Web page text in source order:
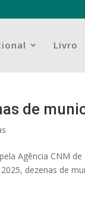
Livro
de
Agência CNM
dezenas de